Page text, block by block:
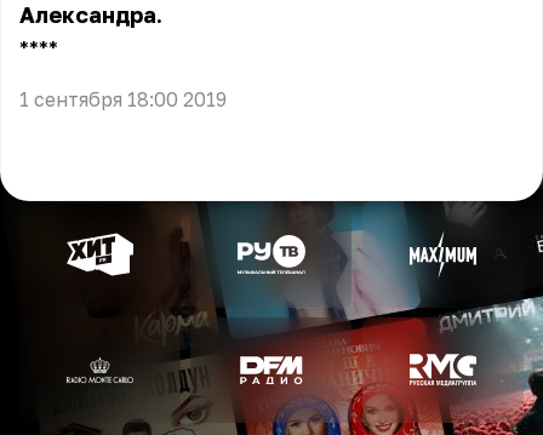
Александра.
** **
1 сентября 18:00 2019